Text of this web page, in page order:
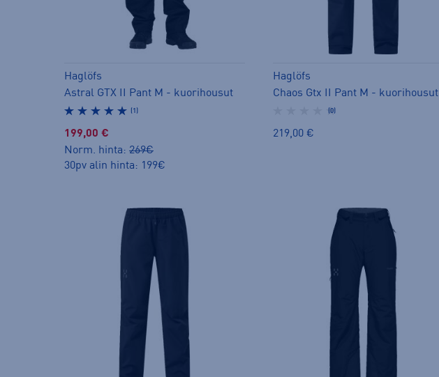
Haglöfs
Astral GTX II Pant M - kuorihousut
(1)
199,00 €
Norm. hinta: 269€
30pv alin hinta: 199€
Haglöfs
Chaos Gtx II Pant M - kuorihousut
(0)
219,00 €